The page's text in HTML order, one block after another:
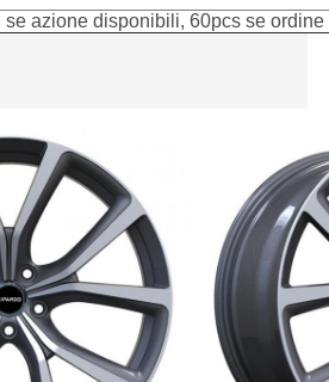
se azione disponibili, 60pcs se